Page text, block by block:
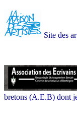
Site des
bretons (A.E.B) dont